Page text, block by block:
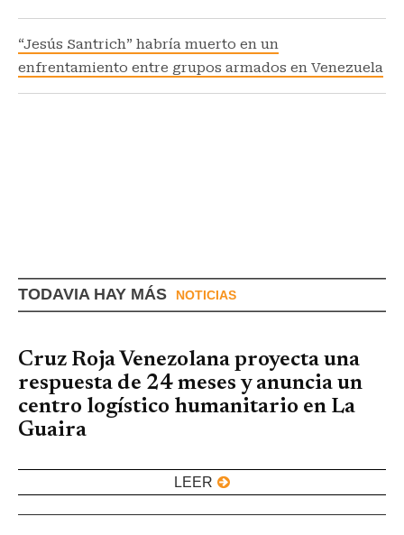
“Jesús Santrich” habría muerto en un
enfrentamiento entre grupos armados en Venezuela
TODAVIA HAY MÁS NOTICIAS
Cruz Roja Venezolana proyecta una
respuesta de 24 meses y anuncia un
centro logístico humanitario en La
Guaira
LEER